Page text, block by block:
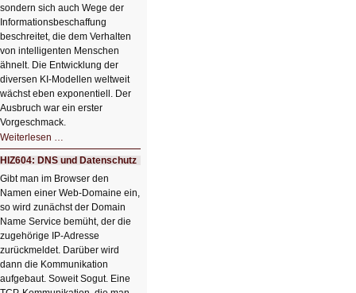
sondern sich auch Wege der
Informationsbeschaffung
beschreitet, die dem Verhalten
von intelligenten Menschen
ähnelt. Die Entwicklung der
diversen KI-Modellen weltweit
wächst eben exponentiell. Der
Ausbruch war ein erster
Vorgeschmack.
Weiterlesen …
Der
Ausbruch
der
KI
HIZ604: DNS und Datenschutz
Gibt man im Browser den
Namen einer Web-Domaine ein,
so wird zunächst der Domain
Name Service bemüht, der die
zugehörige IP-Adresse
zurückmeldet. Darüber wird
dann die Kommunikation
aufgebaut. Soweit Sogut. Eine